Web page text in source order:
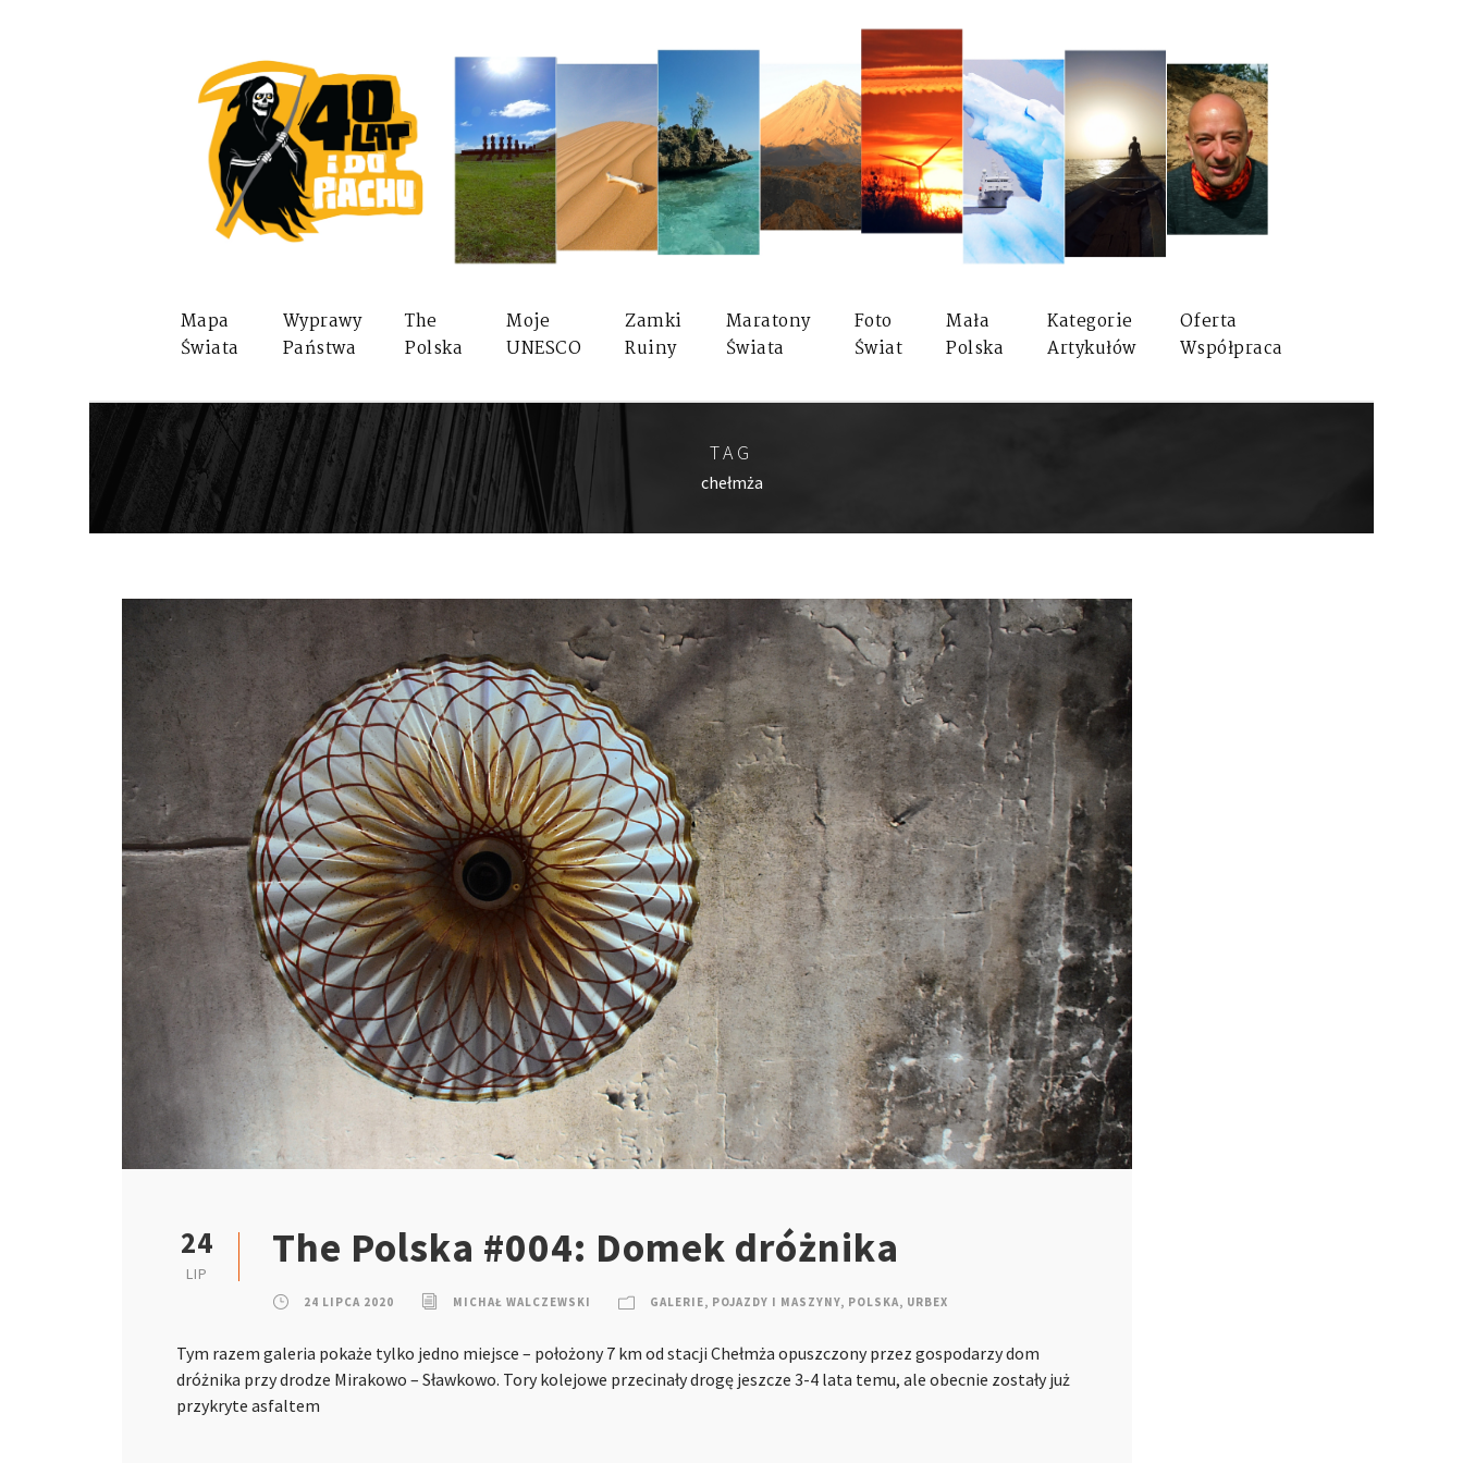
Mapa
Świata
Wyprawy
Państwa
The
Polska
Moje
UNESCO
Zamki
Ruiny
Maratony
Świata
Foto
Świat
Mała
Polska
Kategorie
Artykułów
Oferta
Współpraca
TAG
chełmża
24
LIP
The Polska #004: Domek dróżnika
24 LIPCA 2020 MICHAŁ WALCZEWSKI GALERIE, POJAZDY I MASZYNY, POLSKA, URBEX
Tym razem galeria pokaże tylko jedno miejsce – położony 7 km od stacji Chełmża opuszczony przez gospodarzy dom
dróżnika przy drodze Mirakowo – Sławkowo. Tory kolejowe przecinały drogę jeszcze 3-4 lata temu, ale obecnie zostały już
przykryte asfaltem